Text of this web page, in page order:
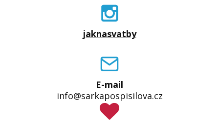
jaknasvatby
E-mail
info@sarkapospisilova.cz